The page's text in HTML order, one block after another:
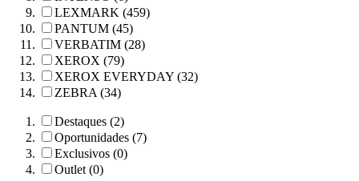
LEXMARK (459)
PANTUM (45)
VERBATIM (28)
XEROX (79)
XEROX EVERYDAY (32)
ZEBRA (34)
Destaques (2)
Oportunidades (7)
Exclusivos (0)
Outlet (0)